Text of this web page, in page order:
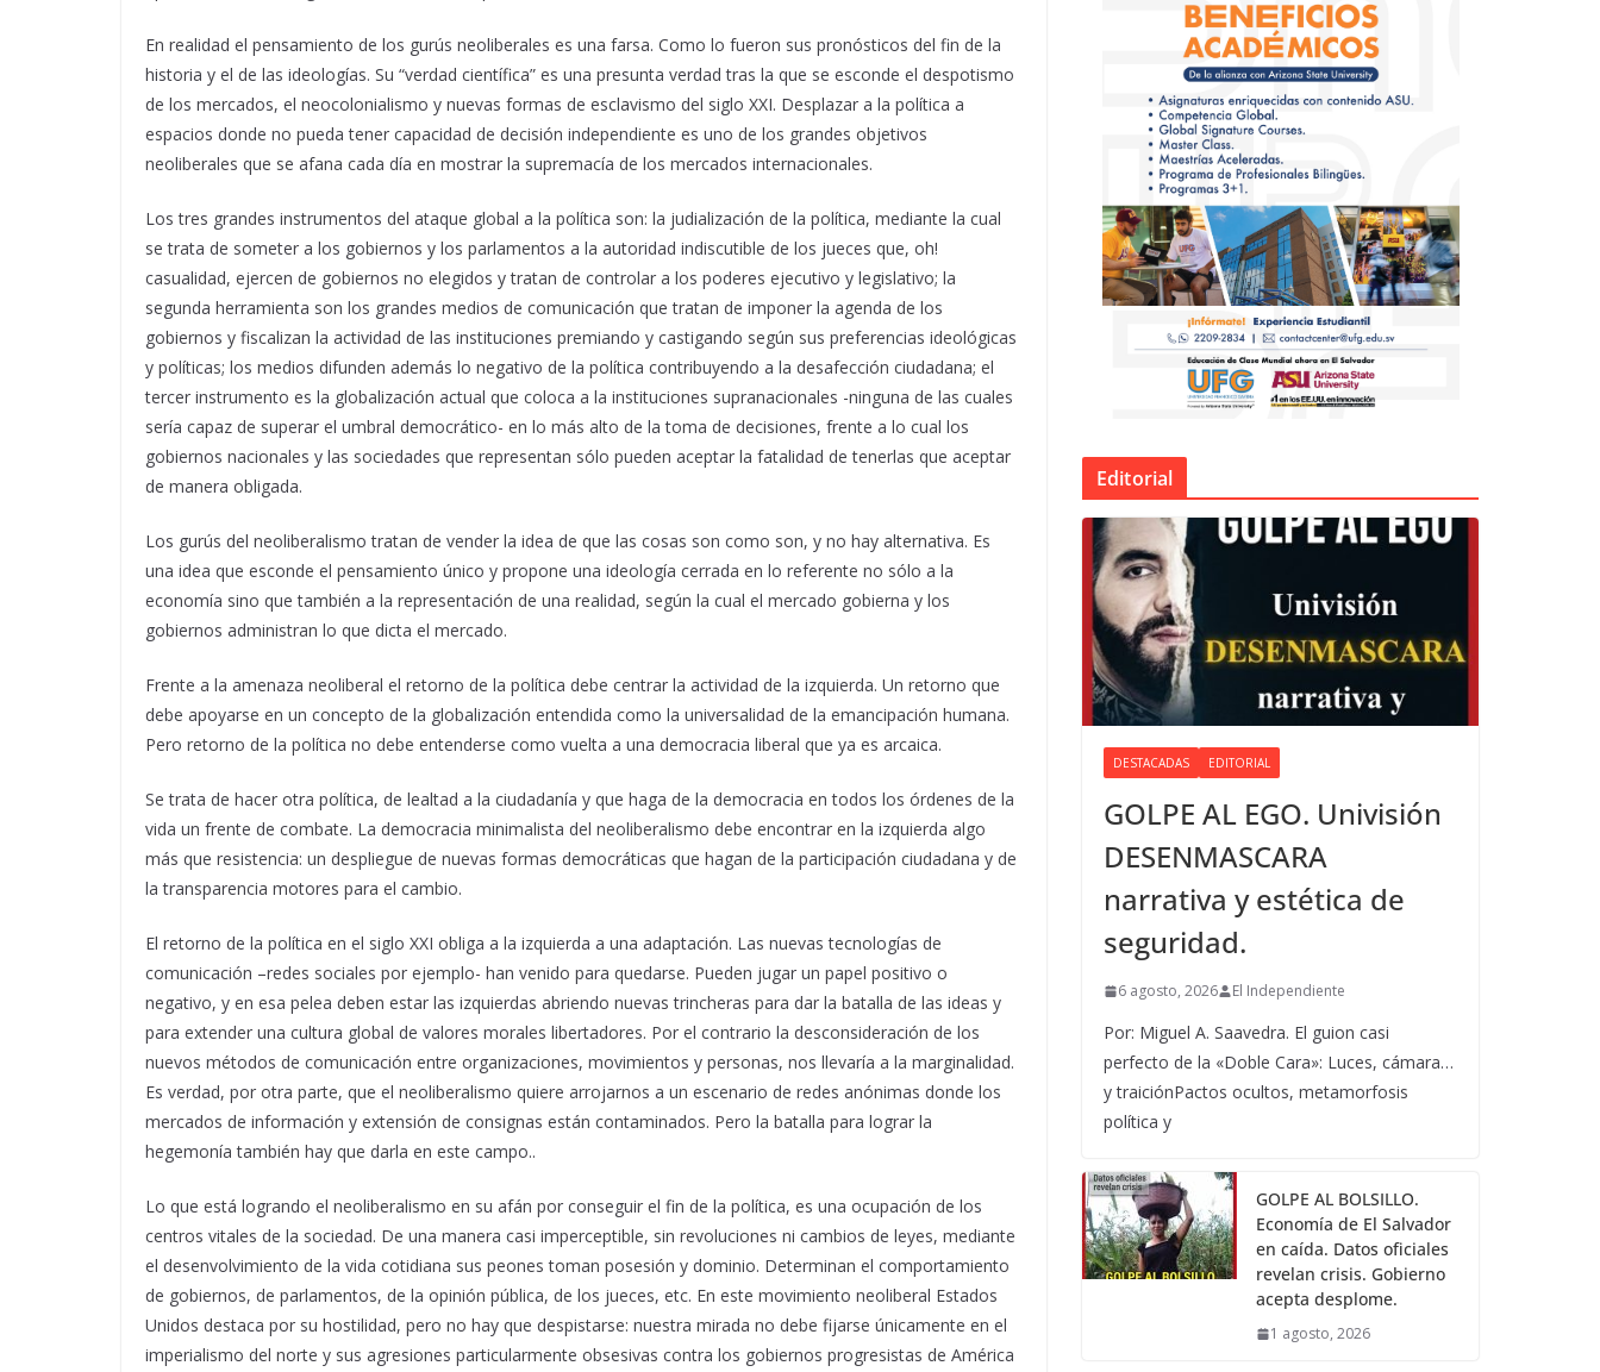
En realidad el pensamiento de los gurús neoliberales es una farsa. Como lo fueron sus pronósticos del fin de la
historia y el de las ideologías. Su “verdad científica” es una presunta verdad tras la que se esconde el despotismo
de los mercados, el neocolonialismo y nuevas formas de esclavismo del siglo XXI. Desplazar a la política a
espacios donde no pueda tener capacidad de decisión independiente es uno de los grandes objetivos
neoliberales que se afana cada día en mostrar la supremacía de los mercados internacionales.
Los tres grandes instrumentos del ataque global a la política son: la judialización de la política, mediante la cual
se trata de someter a los gobiernos y los parlamentos a la autoridad indiscutible de los jueces que, oh!
casualidad, ejercen de gobiernos no elegidos y tratan de controlar a los poderes ejecutivo y legislativo; la
segunda herramienta son los grandes medios de comunicación que tratan de imponer la agenda de los
gobiernos y fiscalizan la actividad de las instituciones premiando y castigando según sus preferencias ideológicas
y políticas; los medios difunden además lo negativo de la política contribuyendo a la desafección ciudadana; el
tercer instrumento es la globalización actual que coloca a la instituciones supranacionales -ninguna de las cuales
sería capaz de superar el umbral democrático- en lo más alto de la toma de decisiones, frente a lo cual los
gobiernos nacionales y las sociedades que representan sólo pueden aceptar la fatalidad de tenerlas que aceptar
de manera obligada.
Los gurús del neoliberalismo tratan de vender la idea de que las cosas son como son, y no hay alternativa. Es
una idea que esconde el pensamiento único y propone una ideología cerrada en lo referente no sólo a la
economía sino que también a la representación de una realidad, según la cual el mercado gobierna y los
gobiernos administran lo que dicta el mercado.
Frente a la amenaza neoliberal el retorno de la política debe centrar la actividad de la izquierda. Un retorno que
debe apoyarse en un concepto de la globalización entendida como la universalidad de la emancipación humana.
Pero retorno de la política no debe entenderse como vuelta a una democracia liberal que ya es arcaica.
Se trata de hacer otra política, de lealtad a la ciudadanía y que haga de la democracia en todos los órdenes de la
vida un frente de combate. La democracia minimalista del neoliberalismo debe encontrar en la izquierda algo
más que resistencia: un despliegue de nuevas formas democráticas que hagan de la participación ciudadana y de
la transparencia motores para el cambio.
El retorno de la política en el siglo XXI obliga a la izquierda a una adaptación. Las nuevas tecnologías de
comunicación –redes sociales por ejemplo- han venido para quedarse. Pueden jugar un papel positivo o
negativo, y en esa pelea deben estar las izquierdas abriendo nuevas trincheras para dar la batalla de las ideas y
para extender una cultura global de valores morales libertadores. Por el contrario la desconsideración de los
nuevos métodos de comunicación entre organizaciones, movimientos y personas, nos llevaría a la marginalidad.
Es verdad, por otra parte, que el neoliberalismo quiere arrojarnos a un escenario de redes anónimas donde los
mercados de información y extensión de consignas están contaminados. Pero la batalla para lograr la
hegemonía también hay que darla en este campo..
Lo que está logrando el neoliberalismo en su afán por conseguir el fin de la política, es una ocupación de los
centros vitales de la sociedad. De una manera casi imperceptible, sin revoluciones ni cambios de leyes, mediante
el desenvolvimiento de la vida cotidiana sus peones toman posesión y dominio. Determinan el comportamiento
de gobiernos, de parlamentos, de la opinión pública, de los jueces, etc. En este movimiento neoliberal Estados
Unidos destaca por su hostilidad, pero no hay que despistarse: nuestra mirada no debe fijarse únicamente en el
imperialismo del norte y sus agresiones particularmente obsesivas contra los gobiernos progresistas de América
Editorial
DESTACADAS EDITORIAL
GOLPE AL EGO. Univisión
DESENMASCARA
narrativa y estética de
seguridad.
6 agosto, 2026 El Independiente
Por: Miguel A. Saavedra. El guion casi
perfecto de la «Doble Cara»: Luces, cámara…
y traiciónPactos ocultos, metamorfosis
política y
GOLPE AL BOLSILLO.
Economía de El Salvador
en caída. Datos oficiales
revelan crisis. Gobierno
acepta desplome.
1 agosto, 2026